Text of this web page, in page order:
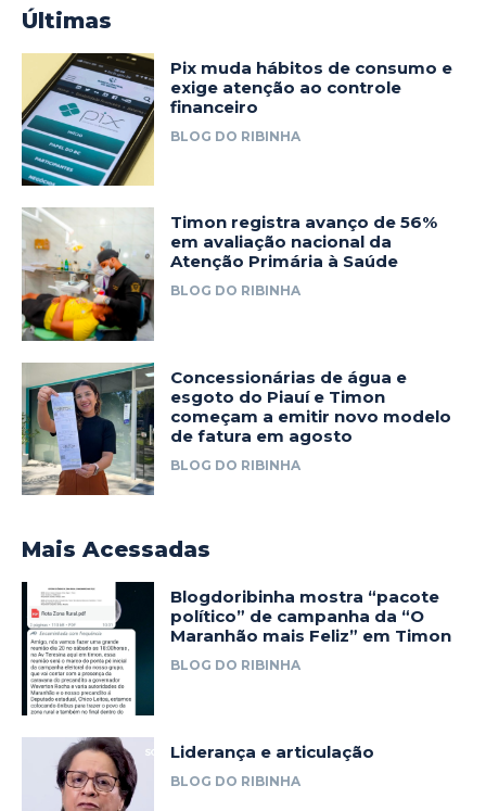
Últimas
Pix muda hábitos de consumo e
exige atenção ao controle
financeiro
BLOG DO RIBINHA
Timon registra avanço de 56%
em avaliação nacional da
Atenção Primária à Saúde
BLOG DO RIBINHA
Concessionárias de água e
esgoto do Piauí e Timon
começam a emitir novo modelo
de fatura em agosto
BLOG DO RIBINHA
Mais Acessadas
Blogdoribinha mostra “pacote
político” de campanha da “O
Maranhão mais Feliz” em Timon
BLOG DO RIBINHA
Liderança e articulação
BLOG DO RIBINHA